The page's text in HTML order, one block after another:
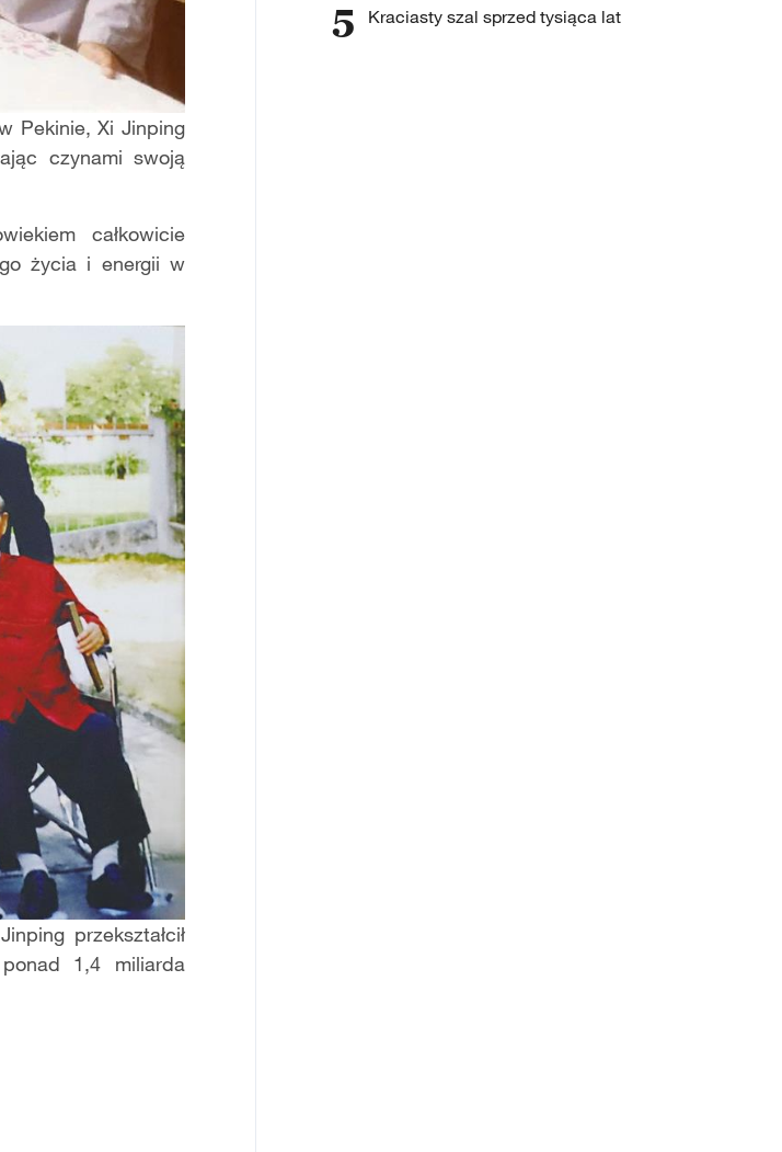
Pekinie, Xi Jinping
czynami swoją
całkowicie
życia i energii w
przekształcił
1,4 miliarda
5 Kraciasty szal sprzed tysiąca lat